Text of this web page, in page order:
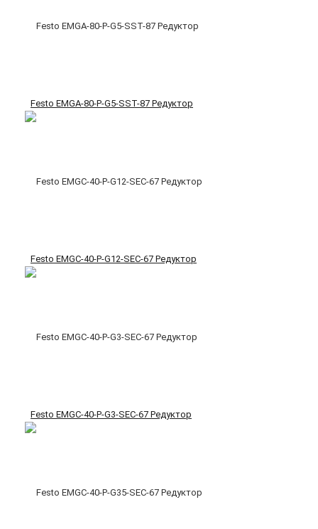
Festo EMGA-80-P-G5-SST-87 Редуктор
Festo EMGC-40-P-G12-SEC-67 Редуктор
Festo EMGC-40-P-G3-SEC-67 Редуктор